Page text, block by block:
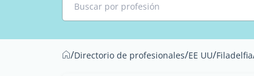
Buscar por profesión
/Directorio de profesionales/EE UU/Filadelfia